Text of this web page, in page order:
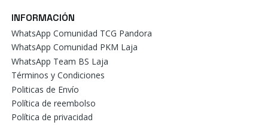
INFORMACIÓN
WhatsApp Comunidad TCG Pandora
WhatsApp Comunidad PKM Laja
WhatsApp Team BS Laja
Términos y Condiciones
Politicas de Envío
Política de reembolso
Política de privacidad